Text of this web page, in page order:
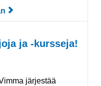
ja -kursseja!
järjestää